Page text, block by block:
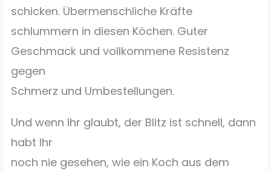
schicken. Übermenschliche Kräfte
schlummern in diesen Köchen. Guter
Geschmack und vollkommene Resistenz
gegen
Schmerz und Umbestellungen.
Und wenn Ihr glaubt, der Blitz ist schnell, dann
habt Ihr
noch nie gesehen, wie ein Koch aus dem